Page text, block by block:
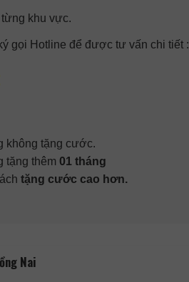
khu vực.
gọi Hotline để được tư vấn chi tiết :
không tặng cước.
tặng thêm 01 tháng
tặng cước cao hơn.
Nai